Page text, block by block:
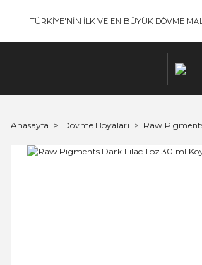
TÜRKİYE'NİN İLK VE EN BÜYÜK DÖVME
Anasayfa Dövme Boyaları Raw